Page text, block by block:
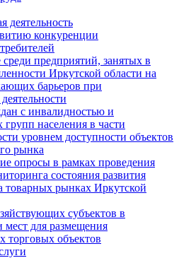
деятельность
конкуренции
предприятий, занятых в
Иркутской области на
барьеров при
с инвалидностью и
населения в части
уровнем доступности объектов
рынка
опросы в рамках проведения
состояния развития
товарных рынках Иркутской
субъектов в
мест для размещения
торговых объектов